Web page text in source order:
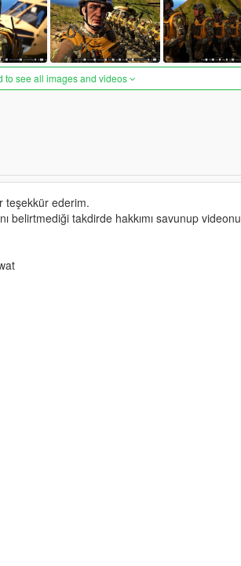
to see all images and videos
teşekkür ederim.
belirtmediği takdirde hakkımı savunup